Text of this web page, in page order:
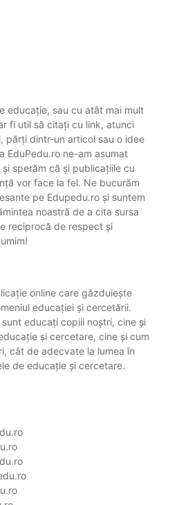
educație, sau cu atât mai mult
fi util să citați cu link, atunci
părți dintr-un articol sau o idee
EduPedu.ro ne-am asumat
sperăm că și publicațiile cu
vor face la fel. Ne bucurăm
pe Edupedu.ro și suntem
noastră de a cita sursa
reciprocă de respect și
online care găzduiește
educației și cercetării.
educați copiii noștri, cine și
și cercetare, cine și cum
cât de adecvate la lumea în
de educație și cercetare.